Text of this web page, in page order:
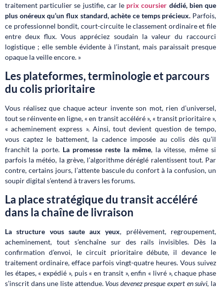
traitement particulier se justifie, car le prix coursier dédié, bien que
plus onéreux qu’un flux standard, achète ce temps précieux. Parfois,
ce professionnel bondit, court-circuite le classement ordinaire et file
entre deux flux. Vous appréciez soudain la valeur du raccourci
logistique ; elle semble évidente à l’instant, mais paraissait presque
opaque la veille encore. »
Les plateformes, terminologie et parcours
du colis prioritaire
Vous réalisez que chaque acteur invente son mot, rien d’universel,
tout se réinvente en ligne, « en transit accéléré », « transit prioritaire »,
« acheminement express ». Ainsi, tout devient question de tempo,
vous captez le battement, la cadence imposée au colis dès qu’il
franchit la porte. La promesse reste la même, la vitesse, même si
parfois la météo, la grève, l’algorithme déréglé ralentissent tout. Par
contre, certains jours, l’attente bascule du confort à la confusion, un
soupir digital s’entend à travers les forums.
La place stratégique du transit accéléré
dans la chaîne de livraison
La structure vous saute aux yeux, prélèvement, regroupement,
acheminement, tout s’enchaîne sur des rails invisibles. Dès la
confirmation d’envoi, le circuit prioritaire débute, il devance le
traitement ordinaire, efface parfois vingt-quatre heures. Vous suivez
les étapes, « expédié », puis « en transit », enfin « livré », chaque phase
s’inscrit dans une liste attendue. Vous devenez presque expert en suivi, la